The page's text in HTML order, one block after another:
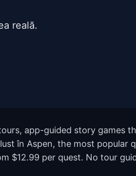
reală.
app-guided story games
în Aspen, the most popular
$12.99 per quest. No tour